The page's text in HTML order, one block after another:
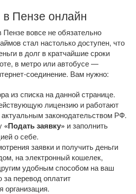
в Пензе онлайн
вовсе не обязательно
стал настолько доступен, что
в долг в кратчайшие сроки
в метро или автобусе —
соединение. Вам нужно:
из списка на данной странице.
лицензию и работают
актуальным законодательством РФ.
«Подать заявку» и заполнить
о себе.
заявки и получить деньги
на электронный кошелек,
удобным способом на ваш
перевод оплатит
организация.